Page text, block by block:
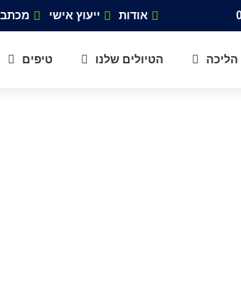
אודות ייעוץ אישי
הליכה הטיולים שלנו טיפים